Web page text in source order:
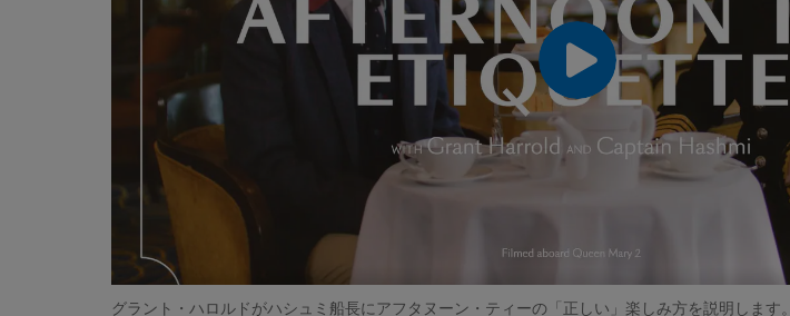
00:00 00:00
グラント・ハロルドがハシュミ船長にアフタヌーン・ティーの「正しい」楽しみ方を説明します。